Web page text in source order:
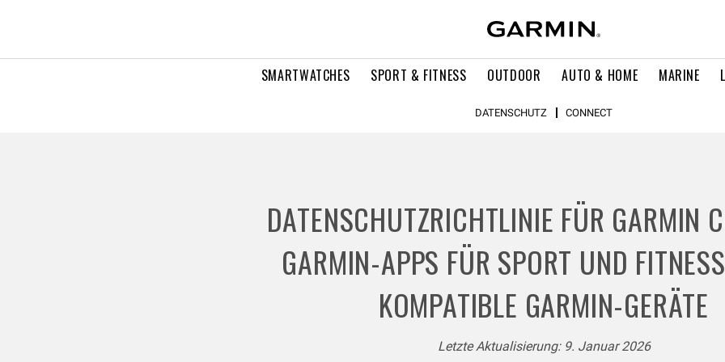
SMARTWATCHES SPORT & FITNESS OUTDOOR AUTO & HOME MARINE
DATENSCHUTZ CONNECT
DATENSCHUTZRICHTLINIE FÜR GARMIN
GARMIN-APPS FÜR SPORT UND
KOMPATIBLE GARMIN-GERÄTE
Letzte Aktualisierung: 9. Januar 2026